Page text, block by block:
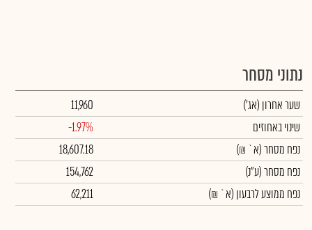
נתוני מסחר
שער אחרון (אג')
11,960
שינוי באחוזים
-1.97%
נפח מסחר(א` ₪)
18,607.18
נפח מסחר(ע"נ)
154,762
נפח ממוצע לרבעון (א` ₪)
62,211